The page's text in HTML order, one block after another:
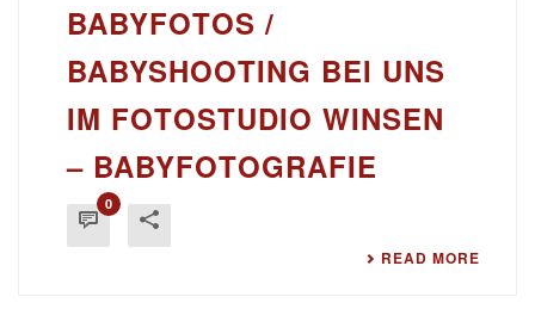
BABYFOTOS /
BABYSHOOTING BEI UNS
IM FOTOSTUDIO WINSEN
– BABYFOTOGRAFIE
0
READ MORE